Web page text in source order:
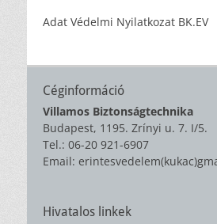
Adat Védelmi Nyilatkozat BK.EV
Céginformáció
Villamos Biztonságtechnika
Budapest, 1195. Zrínyi u. 7. I/5.
Tel.: 06-20 921-6907
Email:
Hivatalos linkek